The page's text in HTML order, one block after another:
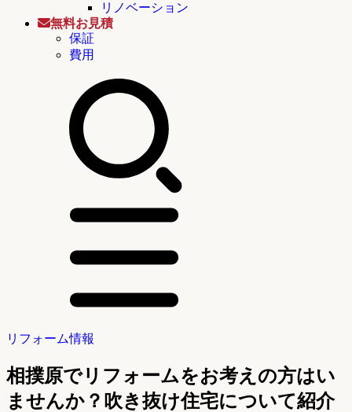
リノベーション
無料お見積
保証
費用
リフォーム情報
相撲原でリフォームをお考えの方はい
ませんか？吹き抜け住宅について紹介